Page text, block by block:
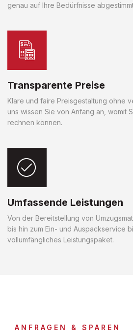
genau auf Ihre Bedürfnisse
Transparente Preise
Klare und faire Preisgestaltung ohne
uns wissen Sie von Anfang an, womit
rechnen können.
Umfassende Leistungen
Von der Bereitstellung von
bis hin zum Ein- und Auspackservice
vollumfängliches Leistungspaket.
ANFRAGEN & SPAREN